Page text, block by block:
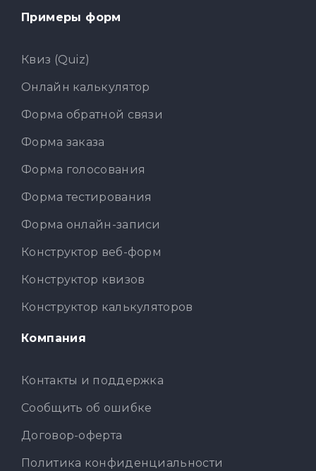
Примеры форм
Квиз (Quiz)
Онлайн калькулятор
Форма обратной связи
Форма заказа
Форма голосования
Форма тестирования
Форма онлайн-записи
Конструктор веб-форм
Конструктор квизов
Конструктор калькуляторов
Компания
Контакты и поддержка
Сообщить об ошибке
Договор-оферта
Политика конфиденциальности